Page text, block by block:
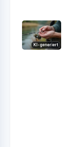
KI-generiert